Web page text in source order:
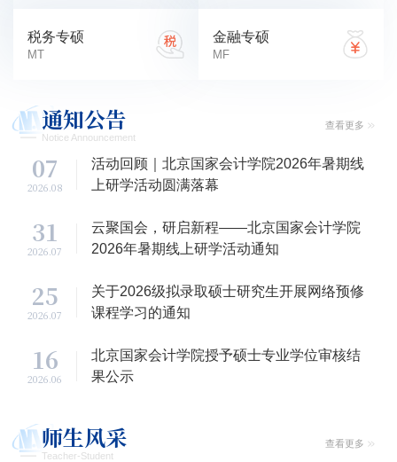
税务专硕
MT
金融专硕
MF
通知公告
Notice Announcement
查看更多
07
2026.08
活动回顾｜北京国家会计学院2026年暑期线
上研学活动圆满落幕
31
2026.07
云聚国会，研启新程——北京国家会计学院
2026年暑期线上研学活动通知
25
2026.07
关于2026级拟录取硕士研究生开展网络预修
课程学习的通知
16
2026.06
北京国家会计学院授予硕士专业学位审核结
果公示
师生风采
Teacher-Student
查看更多